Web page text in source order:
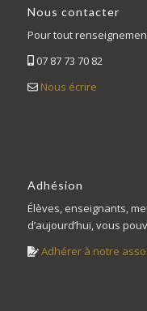
Nous contacter
Pour tout
07 87 73 70 82
Nous écrire
Adhésion
Élèves, enseignants,
d’aujourd’hui, vous
Adhérer à notre